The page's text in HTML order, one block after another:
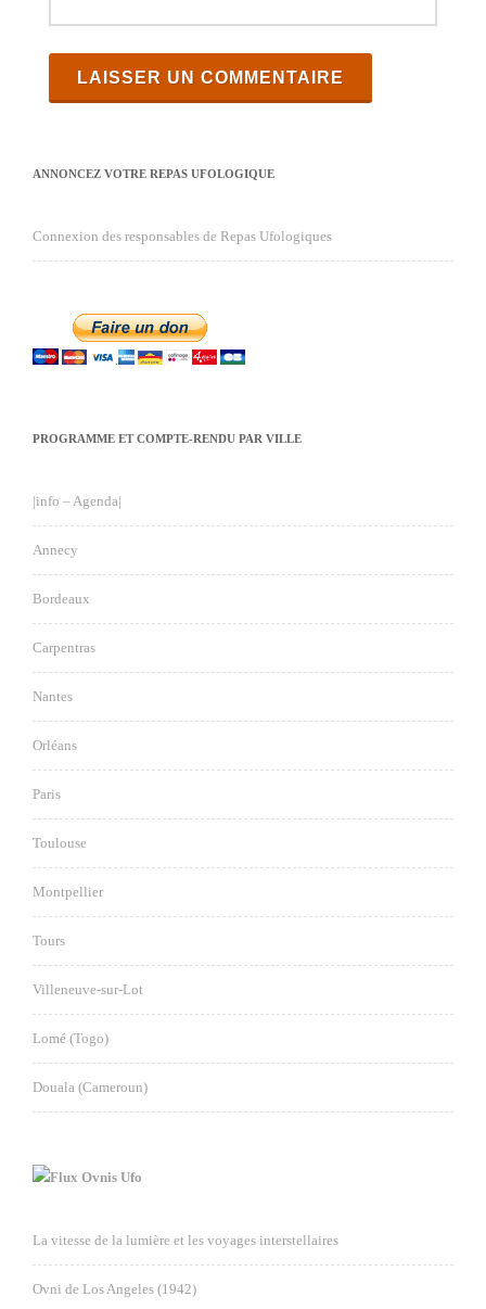
ANNONCEZ VOTRE REPAS UFOLOGIQUE
Connexion des responsables de Repas Ufologiques
PROGRAMME ET COMPTE-RENDU PAR VILLE
|info – Agenda|
Annecy
Bordeaux
Carpentras
Nantes
Orléans
Paris
Toulouse
Montpellier
Tours
Villeneuve-sur-Lot
Lomé (Togo)
Douala (Cameroun)
Ovnis Ufo
La vitesse de la lumière et les voyages interstellaires
Ovni de Los Angeles (1942)